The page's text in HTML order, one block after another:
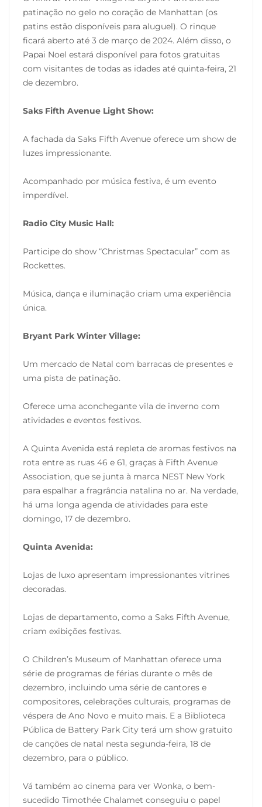
patinação no gelo no coração de Manhattan (os
patins estão disponíveis para aluguel). O rinque
ficará aberto até 3 de março de 2024. Além disso, o
Papai Noel estará disponível para fotos gratuitas
com visitantes de todas as idades até quinta-feira, 21
de dezembro.
Saks Fifth Avenue Light Show:
A fachada da Saks Fifth Avenue oferece um show de
luzes impressionante.
Acompanhado por música festiva, é um evento
imperdível.
Radio City Music Hall:
Participe do show “Christmas Spectacular” com as
Rockettes.
Música, dança e iluminação criam uma experiência
única.
Bryant Park Winter Village:
Um mercado de Natal com barracas de presentes e
uma pista de patinação.
Oferece uma aconchegante vila de inverno com
atividades e eventos festivos.
A Quinta Avenida está repleta de aromas festivos na
rota entre as ruas 46 e 61, graças à Fifth Avenue
Association, que se junta à marca NEST New York
para espalhar a fragrância natalina no ar. Na verdade,
há uma longa agenda de atividades para este
domingo, 17 de dezembro.
Quinta Avenida:
Lojas de luxo apresentam impressionantes vitrines
decoradas.
Lojas de departamento, como a Saks Fifth Avenue,
criam exibições festivas.
O Children’s Museum of Manhattan oferece uma
série de programas de férias durante o mês de
dezembro, incluindo uma série de cantores e
compositores, celebrações culturais, programas de
véspera de Ano Novo e muito mais. E a Biblioteca
Pública de Battery Park City terá um show gratuito
de canções de natal nesta segunda-feira, 18 de
dezembro, para o público.
Vá também ao cinema para ver Wonka, o bem-
sucedido Timothée Chalamet conseguiu o papel